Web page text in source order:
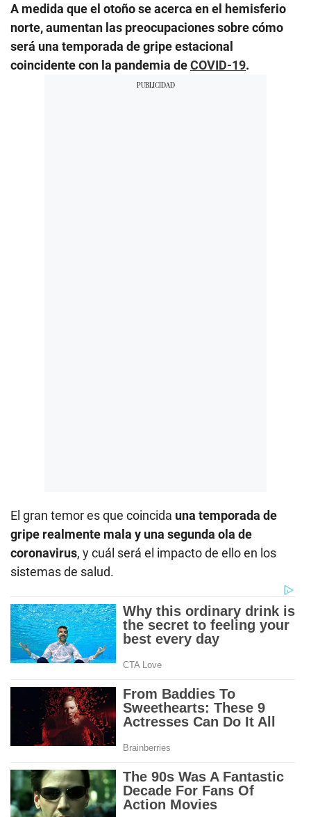
A medida que el otoño se acerca en el hemisferio
norte, aumentan las preocupaciones sobre cómo
será una temporada de gripe estacional
coincidente con la pandemia deCOVID-19.
El gran temor es que coincida una temporada de
gripe realmente mala y una segunda ola de
coronavirus, y cuál será el impacto de ello en los
sistemas de salud.